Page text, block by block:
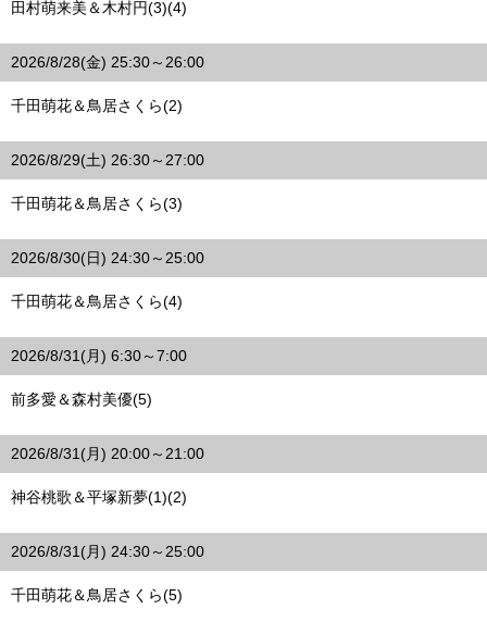
田村萌来美＆木村円(3)(4)
2026/8/28(金) 25:30～26:00
千田萌花＆鳥居さくら(2)
2026/8/29(土) 26:30～27:00
千田萌花＆鳥居さくら(3)
2026/8/30(日) 24:30～25:00
千田萌花＆鳥居さくら(4)
2026/8/31(月) 6:30～7:00
前多愛＆森村美優(5)
2026/8/31(月) 20:00～21:00
神谷桃歌＆平塚新夢(1)(2)
2026/8/31(月) 24:30～25:00
千田萌花＆鳥居さくら(5)